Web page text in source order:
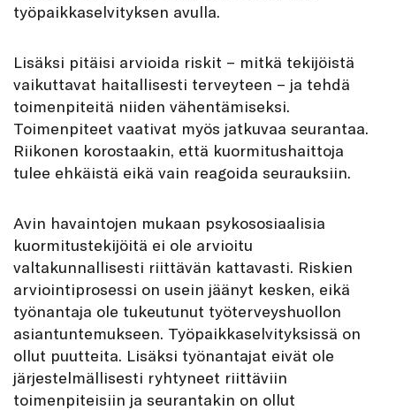
työpaikkaselvityksen avulla.
Lisäksi pitäisi arvioida riskit − mitkä tekijöistä
vaikuttavat haitallisesti terveyteen − ja tehdä
toimenpiteitä niiden vähentämiseksi.
Toimenpiteet vaativat myös jatkuvaa seurantaa.
Riikonen korostaakin, että kuormitushaittoja
tulee ehkäistä eikä vain reagoida seurauksiin.
Avin havaintojen mukaan psykososiaalisia
kuormitustekijöitä ei ole arvioitu
valtakunnallisesti riittävän kattavasti. Riskien
arviointiprosessi on usein jäänyt kesken, eikä
työnantaja ole tukeutunut työterveyshuollon
asiantuntemukseen. Työpaikkaselvityksissä on
ollut puutteita. Lisäksi työnantajat eivät ole
järjestelmällisesti ryhtyneet riittäviin
toimenpiteisiin ja seurantakin on ollut